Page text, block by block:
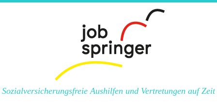
Sozialversicherungsfreie Aushilfen und Vertretungen auf Zeit